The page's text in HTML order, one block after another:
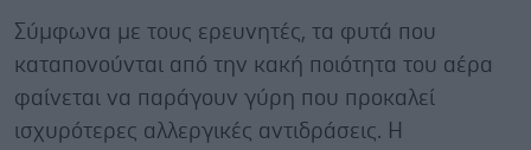
Σύμφωνα με τους ερευνητές, τα φυτά που
καταπονούνται από την κακή ποιότητα του αέρα
φαίνεται να παράγουν γύρη που προκαλεί
ισχυρότερες αλλεργικές αντιδράσεις. Η